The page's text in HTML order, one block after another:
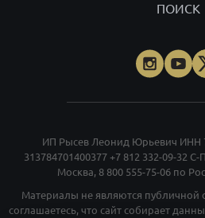
ПОИСК
ИП Рысев Леонид Юрьевич ИНН
313784701400377 +7 812 332-09-32 С-
Москва, 8 800 555-75-06 по
Материалы не являются публичной
соглашаетесь, что сайт собирает